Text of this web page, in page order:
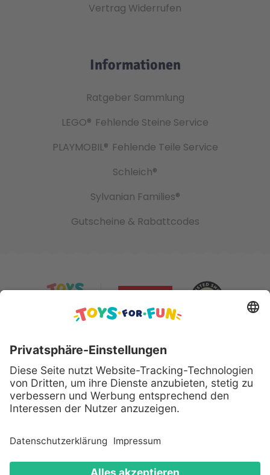
Vertrag Widerrufen
Informationen
Ratgeber Sammlung
LEGO® Fehlende Steine Service
PLAYMOBIL® Fehlende Teile Service
Schleich®
Sylvanian Families®
Gutscheine & Rabattcodes
Sicher bezahlen mit:
Alle genannten Produkte und Logos sind eingetragene
Warenzeichen der jeweiligen Hersteller.